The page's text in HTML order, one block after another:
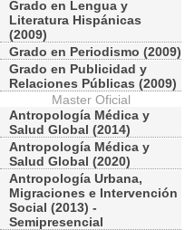
Grado en Lengua y
Literatura Hispánicas
(2009)
Grado en Periodismo (2009)
Grado en Publicidad y
Relaciones Públicas (2009)
Master Oficial
Antropología Médica y
Salud Global (2014)
Antropología Médica y
Salud Global (2020)
Antropología Urbana,
Migraciones e Intervención
Social (2013) -
Semipresencial